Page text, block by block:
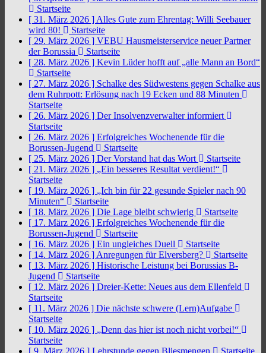
Startseite
[ 31. März 2026 ] Alles Gute zum Ehrentag: Willi Seebauer
wird 80!
Startseite
[ 29. März 2026 ] VEBU Hausmeisterservice neuer Partner
der Borussia
Startseite
[ 28. März 2026 ] Kevin Lüder hofft auf „alle Mann an Bord“
Startseite
[ 27. März 2026 ] Schalke des Südwestens gegen Schalke aus
dem Ruhrpott: Erlösung nach 19 Ecken und 88 Minuten
Startseite
[ 26. März 2026 ] Der Insolvenzverwalter informiert
Startseite
[ 26. März 2026 ] Erfolgreiches Wochenende für die
Borussen-Jugend
Startseite
[ 25. März 2026 ] Der Vorstand hat das Wort
Startseite
[ 21. März 2026 ] „Ein besseres Resultat verdient!“
Startseite
[ 19. März 2026 ] „Ich bin für 22 gesunde Spieler nach 90
Minuten“
Startseite
[ 18. März 2026 ] Die Lage bleibt schwierig
Startseite
[ 17. März 2026 ] Erfolgreiches Wochenende für die
Borussen-Jugend
Startseite
[ 16. März 2026 ] Ein ungleiches Duell
Startseite
[ 14. März 2026 ] Anregungen für Elversberg?
Startseite
[ 13. März 2026 ] Historische Leistung bei Borussias B-
Jugend
Startseite
[ 12. März 2026 ] Dreier-Kette: Neues aus dem Ellenfeld
Startseite
[ 11. März 2026 ] Die nächste schwere (Lern)Aufgabe
Startseite
[ 10. März 2026 ] „Denn das hier ist noch nicht vorbei!“
Startseite
[ 9. März 2026 ] Lehrstunde gegen Bliesmengen
Startseite